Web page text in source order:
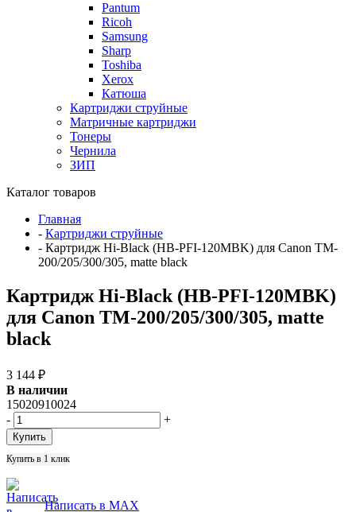
Pantum
Ricoh
Samsung
Sharp
Toshiba
Xerox
Катюша
Картриджи струйные
Матричные картриджи
Тонеры
Чернила
ЗИП
Каталог товаров
Главная
- Картриджи струйные
- Картридж Hi-Black (HB-PFI-120MBK) для Canon TM-
200/205/300/305, matte black
Картридж Hi-Black (HB-PFI-120MBK)
для Canon TM-200/205/300/305, matte
black
3 144 ₽
В наличии
15020910024
-
+
Купить в 1 клик
Написать в MAX